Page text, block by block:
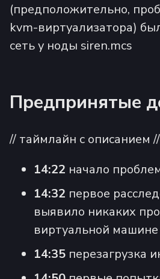
(предположительно,
kvm-виртуализатора)
сеть у ноды siren.mcs
Предпринятые
// таймлайн с описанием //
14:22 начало
14:32 первое
выявило никаких
виртуальной машине
14:35 перезагрузка